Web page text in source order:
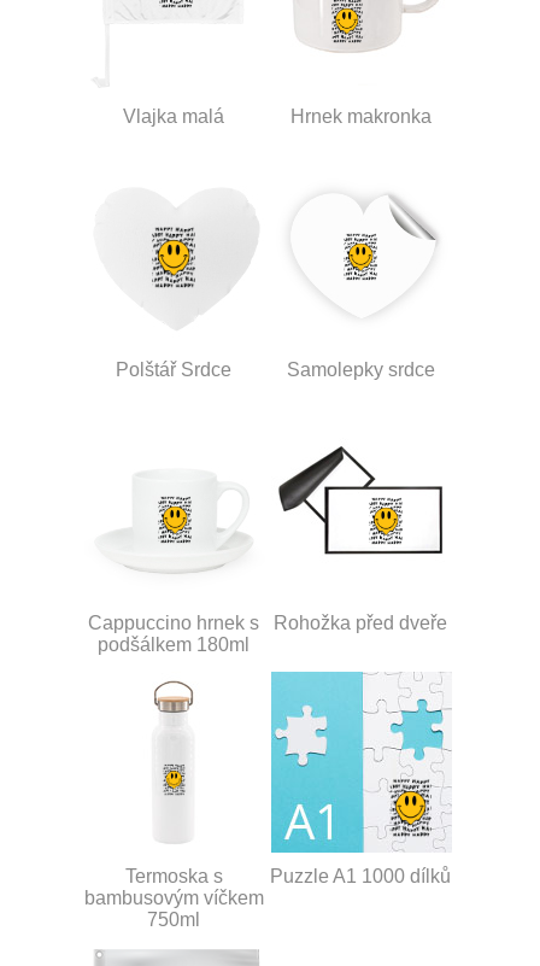
Vlajka malá Hrnek makronka
Polštář Srdce Samolepky srdce
Cappuccino hrnek s
podšálkem 180ml
Rohožka před dveře
Termoska s
bambusovým víčkem
750ml
Puzzle A1 1000 dílků